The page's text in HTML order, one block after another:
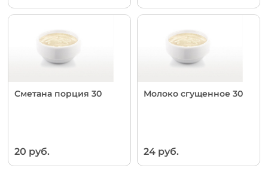
Сметана порция 30
20 руб.
Молоко сгущенное 30
24 руб.